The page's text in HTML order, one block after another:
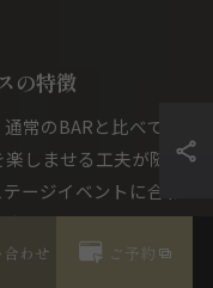
の特徴
常のBARと比べてエ
しませる工夫が随所
ージイベントに合わ
客が特徴です。
限定カクテルが登場
わせ ご予約